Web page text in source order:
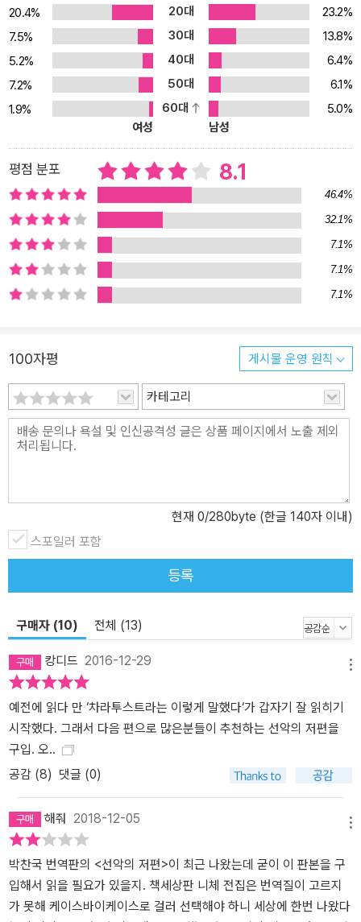
20.4%
20대
23.2%
7.5%
30대
13.8%
5.2%
40대
6.4%
7.2%
50대
6.1%
1.9%
60대
5.0%
여성
남성
평점 분포 8.1
46.4%
32.1%
7.1%
7.1%
7.1%
100자평 게시물 운영 원칙
카테고리
현재 0/280byte (한글 140자 이내)
스포일러 포함
등록
구매자 (10) 전체 (13)
캉디드 2016-12-29
예전에 읽다 만 ‘차라투스트라는 이렇게 말했다‘가 갑자기 잘 읽히기
시작했다. 그래서 다음 편으로 많은분들이 추천하는 선악의 저편을
구입. 오..
공감 (8) 댓글 (0)
해줘 2018-12-05
박찬국 번역판의 <선악의 저편>이 최근 나왔는데 굳이 이 판본을 구
입해서 읽을 필요가 있을지. 책세상판 니체 전집은 번역질이 고르지
가 못해 케이스바이케이스로 걸러 선택해야 하니 세상에 한번 나왔다